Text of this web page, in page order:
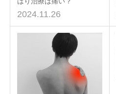
2024.11.26